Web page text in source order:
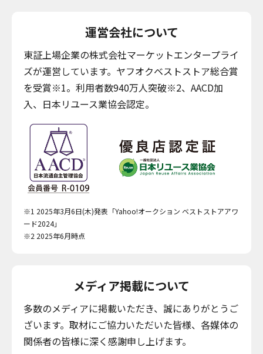
運営会社について
東証上場企業の株式会社マーケットエンタープライ
ズが運営しています。ヤフオクベストストア総合賞
を受賞※1。利用者数940万人突破※2、AACD加
入、日本リユース業協会認定。
※1 2025年3月6日(木)発表「Yahoo!オークション ベストストアアワ
ード2024」
※2 2025年6月時点
メディア掲載について
多数のメディアに掲載いただき、誠にありがとうご
ざいます。取材にご協力いただいた皆様、各媒体の
関係者の皆様に深く感謝申し上げます。